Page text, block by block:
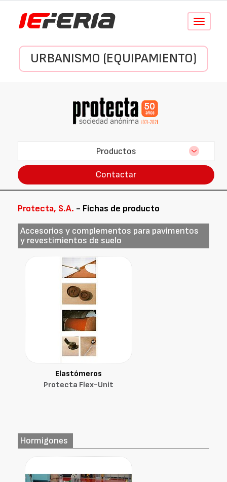
Conmutar
URBANISMO (EQUIPAMIENTO)
Productos
Contactar
Protecta, S.A. - Fichas de producto
Accesorios y complementos para pavimentos
y revestimientos de suelo
Elastómeros
Protecta Flex-Unit
Hormigones